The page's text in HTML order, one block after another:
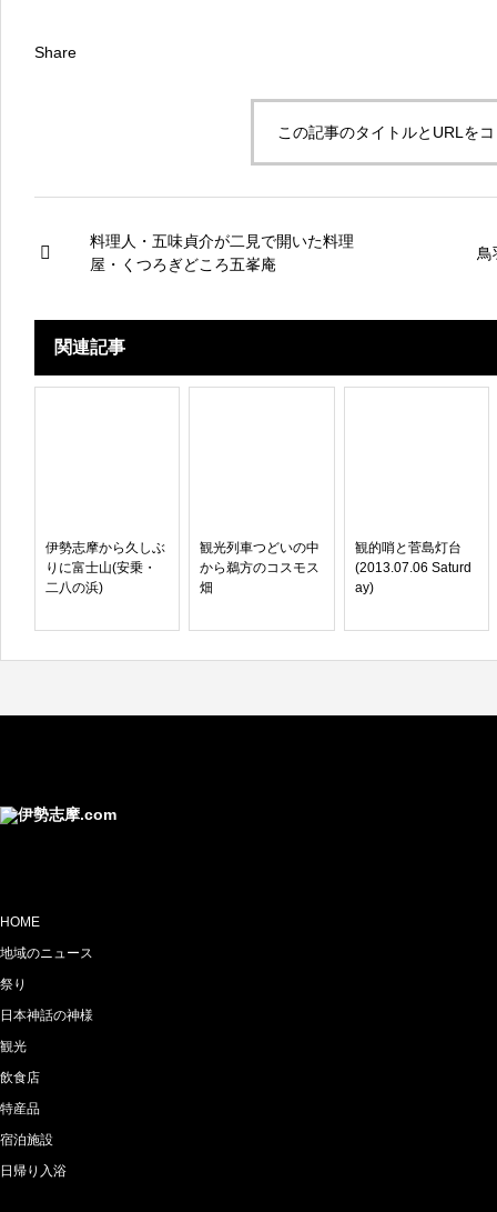
Share
この記事のタイトルとURLを
料理人・五味貞介が二見で開いた料理
屋・くつろぎどころ五峯庵
鳥
関連記事
伊勢志摩から久しぶ
りに富士山(安乗・
二八の浜)
観光列車つどいの中
から鵜方のコスモス
畑
観的哨と菅島灯台
(2013.07.06 Saturd
ay)
HOME
地域のニュース
祭り
日本神話の神様
観光
飲食店
特産品
宿泊施設
日帰り入浴